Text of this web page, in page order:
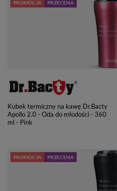
PROMOCJA PRZECENA
Kubek termiczny na kawę Dr.Bacty
Apollo 2.0 - Oda do młodości - 360
ml - Pink
PROMOCJA PRZECENA